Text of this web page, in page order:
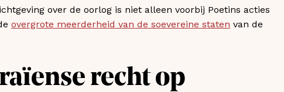
over de oorlog is niet alleen voorbij Poetins acties
overgrote meerderheid van de soevereine staten van de
recht op